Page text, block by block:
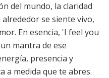
del mundo, la claridad
se siente vivo,
En esencia, 'I feel you
mantra de ese
presencia y
a medida que te abres.